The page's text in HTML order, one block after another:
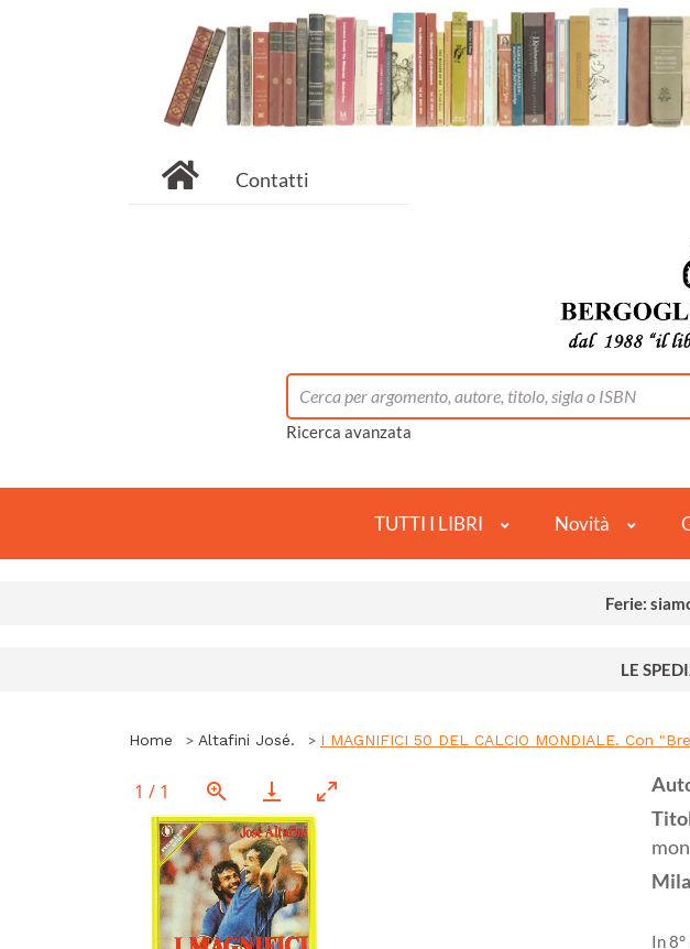
Contatti
Ricerca avanzata
TUTTI I LIBRI Novità
Ferie:
LE
Home Altafini José. I MAGNIFICI 50 DEL CALCIO MONDIALE. Con
1 / 1
In